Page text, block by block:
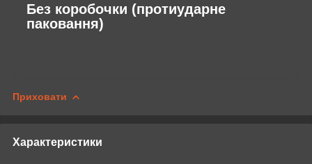
Без коробочки (протиударне
паковання)
Приховати
Характеристики